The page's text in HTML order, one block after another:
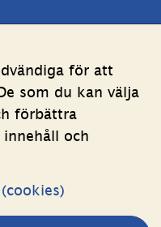
för att
som du kan välja
förbättra
och